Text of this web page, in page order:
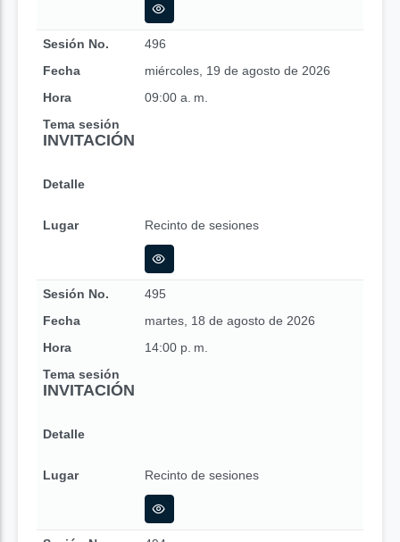
Sesión No.
496
Fecha
miércoles, 19 de agosto de 2026
Hora
09:00 a. m.
Tema sesión
INVITACIÓN
Detalle
Lugar Recinto de sesiones
Sesión No.
495
Fecha
martes, 18 de agosto de 2026
Hora
14:00 p. m.
Tema sesión
INVITACIÓN
Detalle
Lugar Recinto de sesiones